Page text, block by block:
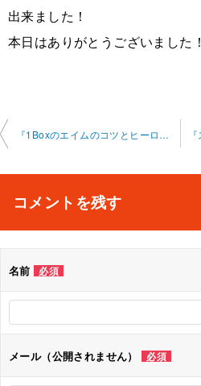
出来ました！
本日はありがとうございました！
投
ビ
シ
『1Boxのエイムのコツとヒーローのバトルロイヤルについて』フォートナイトオンラ インレッスン 2025-06-15-0010-0024
コメントを残す
名前 必須
メール（公開されません） 必須